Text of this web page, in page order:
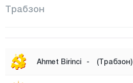
Трабзон
Ahmet Birinci - (Трабзон)